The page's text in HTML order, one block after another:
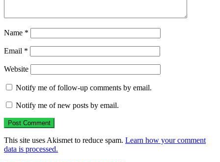
Name *
Email *
Website
Notify me of follow-up comments by email.
Notify me of new posts by email.
This site uses Akismet to reduce spam. Learn how your comment
data is processed.